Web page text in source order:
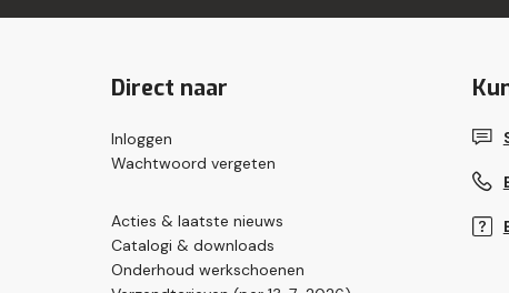
Direct naar
Inloggen
Wachtwoord vergeten
Acties & laatste nieuws
Catalogi & downloads
Onderhoud werkschoenen